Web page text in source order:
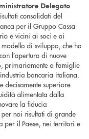
Delegato
consolidati del
per il Gruppo Cassa
e vicini ai soci e ai
di sviluppo, che ha
l’apertura di nuove
primariamente a famiglie
bancaria italiana.
decisamente superiore
alimentata dalla
la fiducia
noi risultati di grande
per il Paese, nei territori e